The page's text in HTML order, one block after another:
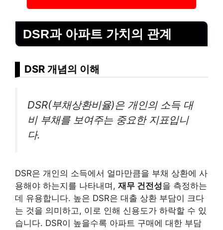
DSR과 아파트 가치의 관계
DSR 개념의 이해
DSR(부채상환비율)은 개인의 소득 대
비 부채를 보여주는 중요한 지표입니
다.
DSR은 개인의 소득에서 얼마만큼을 부채 상환에 사
용해야 하는지를 나타내며, 재무 건전성을 측정하는
데 유용합니다. 높은 DSR은 대출 상환 부담이 크다
는 것을 의미하고, 이로 인해 신용도가 하락할 수 있
습니다. DSR이 높을수록 아파트 구매에 대한 부담